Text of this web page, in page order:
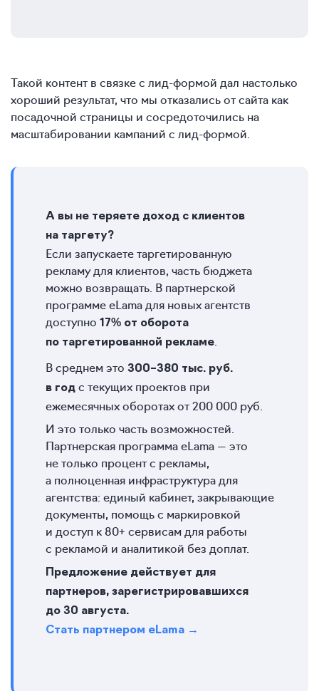
Такой контент в связке с лид-формой дал настолько
хороший результат, что мы отказались от сайта как
посадочной страницы и сосредоточились на
масштабировании кампаний с лид-формой.
А вы не теряете доход с клиентов
на таргету?
Если запускаете таргетированную
рекламу для клиентов, часть бюджета
можно возвращать. В партнерской
программе eLama для новых агентств
доступно 17% от оборота
по таргетированной рекламе
В среднем это 300–380 тыс. руб.
в год с текущих проектов при
ежемесячных оборотах от 200 000 руб.
И это только часть возможностей.
Партнерская программа eLama — это
не только процент с рекламы,
а полноценная инфраструктура для
агентства: единый кабинет, закрывающие
документы, помощь с маркировкой
и доступ к 80+ сервисам для работы
с рекламой и аналитикой без доплат.
Предложение действует для
партнеров, зарегистрировавшихся
до 30 августа.
Стать партнером eLama →